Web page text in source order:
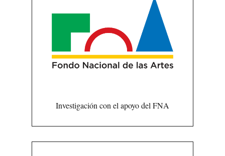
Investigación con el apoyo del FNA